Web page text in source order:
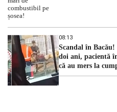
08:13
Scandal în
doi ani, pacientă
că au mers la